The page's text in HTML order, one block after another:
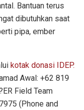
Bantuan terus
dibutuhkan saat
pipa, ember
kotak donasi IDEP.
Awal: +62 819
Field Team
(Phone and